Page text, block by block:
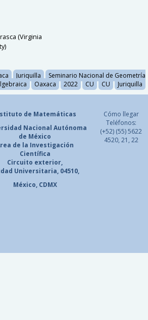
(Virginia
Juriquilla
Seminario Nacional de Geometría
Oaxaca 2022 CU CU Juriquilla
de Matemáticas
Nacional Autónoma
de México
de la Investigación
Científica
Circuito exterior,
Universitaria, 04510,
México, CDMX
Cómo llegar
Teléfonos:
(+52) (55) 5622
4520, 21, 22